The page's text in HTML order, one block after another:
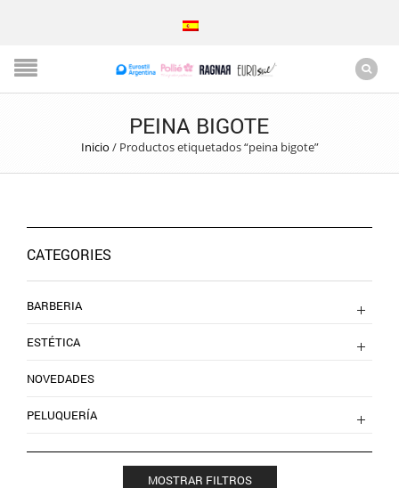
PEINA BIGOTE
Inicio / Productos etiquetados “peina bigote”
MOSTRAR FILTROS
CATEGORIES
BARBERIA
ESTÉTICA
NOVEDADES
PELUQUERÍA